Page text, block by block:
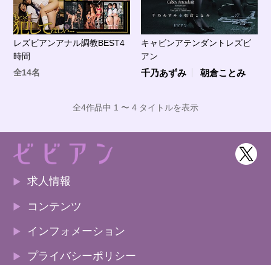
レズビアンアナル調教BEST4
時間
全14名
キャビンアテンダントレズビ
アン
千乃あずみ 朝倉ことみ
全4作品中 1 〜 4 タイトルを表示
求人情報
コンテンツ
インフォメーション
プライバシーポリシー